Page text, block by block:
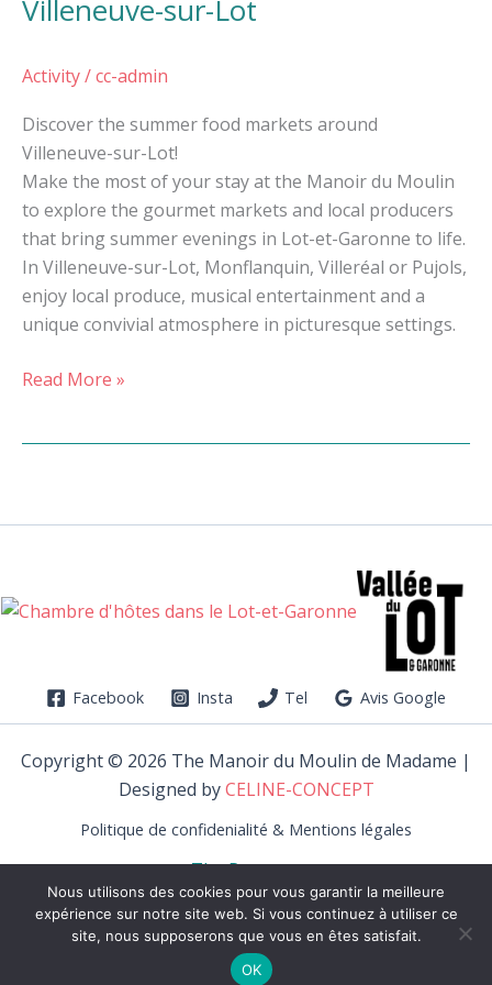
Villeneuve-sur-Lot
Activity/cc-admin
Discover the summer food markets around
Villeneuve-sur-Lot!
Make the most of your stay at the Manoir du Moulin
to explore the gourmet markets and local producers
that bring summer evenings in Lot-et-Garonne to life.
In Villeneuve-sur-Lot, Monflanquin, Villeréal or Pujols,
enjoy local produce, musical entertainment and a
unique convivial atmosphere in picturesque settings.
Read More »
Facebook Insta Tel Avis Google
Copyright © 2026 The Manoir du Moulin de Madame |
Designed byCELINE-CONCEPT
Politique de confidenialité & Mentions légales
The Property
Rooms
Booking of guest rooms
Site map
Nous utilisons des cookies pour vous garantir la meilleure
expérience sur notre site web. Si vous continuez à utiliser ce
site, nous supposerons que vous en êtes satisfait.
OK